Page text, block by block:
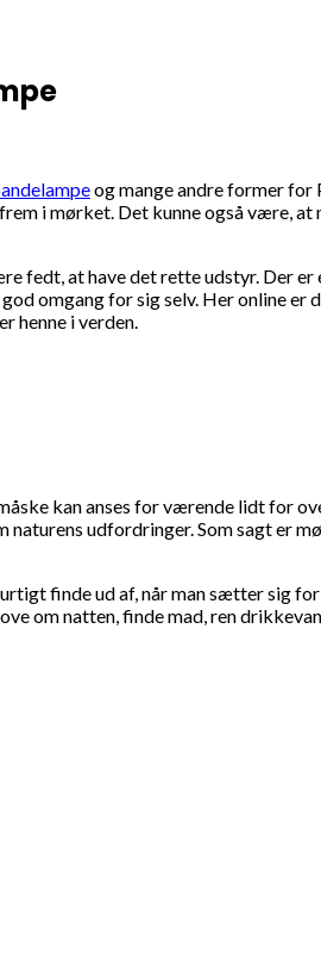
og mange andre former for
i mørket. Det kunne også være,
fedt, at have det rette udstyr. Der
omgang for sig selv. Her online
henne i verden.
kan anses for værende lidt for
udfordringer. Som sagt er
finde ud af, når man sætter sig
om natten, finde mad, ren